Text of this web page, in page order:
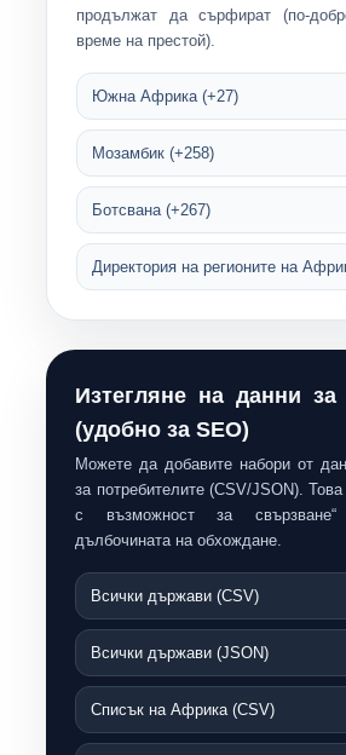
продължат да сърфират (по-
време на престой).
Южна Африка (+27)
Мозамбик (+258)
Ботсвана (+267)
Директория на регионите на
Изтегляне на данни за
(удобно за SEO)
Можете да добавите набори от
за потребителите (CSV/JSON). Това
с възможност за
дълбочината на обхождане.
Всички държави (CSV)
Всички държави (JSON)
Списък на Африка (CSV)